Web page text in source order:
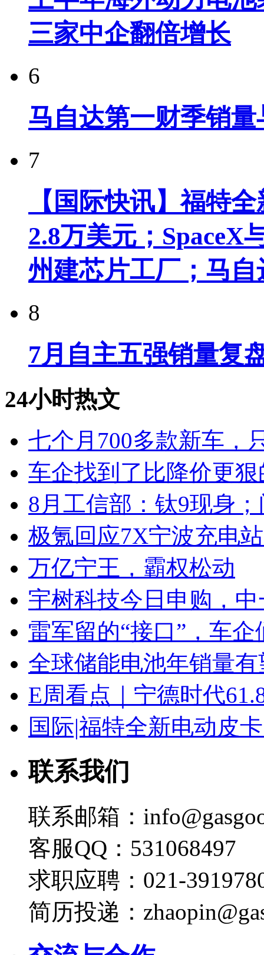
三家中企翻倍增长
6
马自达第一财季销
7
【国际快讯】福特
2.8万美元；SpaceX
州建芯片工厂；马
8
7月自主五强销量复
24小时热文
七个月700多款新车，
车企找到了比降价更
8月工信部：钛9现身
极氪回应7X宁波充电
万亿宁王，霸权松动
宇树科技今日申购，
雷军留的“接口”，车
全球储能电池年销量
E周看点｜宁德时代
国际|福特全新电动皮
联系我们
联系邮箱：
客服QQ：531068497
求职应聘：021-
简历投递：